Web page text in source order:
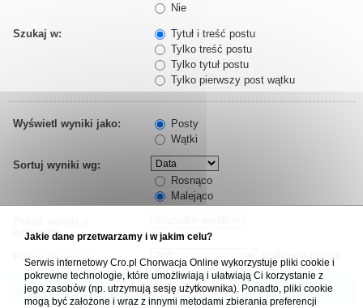
Nie
Szukaj w:
Tytuł i treść postu
Tylko treść postu
Tylko tytuł postu
Tylko pierwszy post wątku
Wyświetl wyniki jako:
Posty
Wątki
Sortuj wyniki wg:
Rosnąco
Malejąco
ostatnich:
Pokaż pierwsze:
Jakie dane przetwarzamy i w jakim celu?
Serwis internetowy Cro.pl Chorwacja Online wykorzystuje pliki cookie i
pokrewne technologie, które umożliwiają i ułatwiają Ci korzystanie z
jego zasobów (np. utrzymują sesję użytkownika). Ponadto, pliki cookie
mogą być założone i wraz z innymi metodami zbierania preferencji